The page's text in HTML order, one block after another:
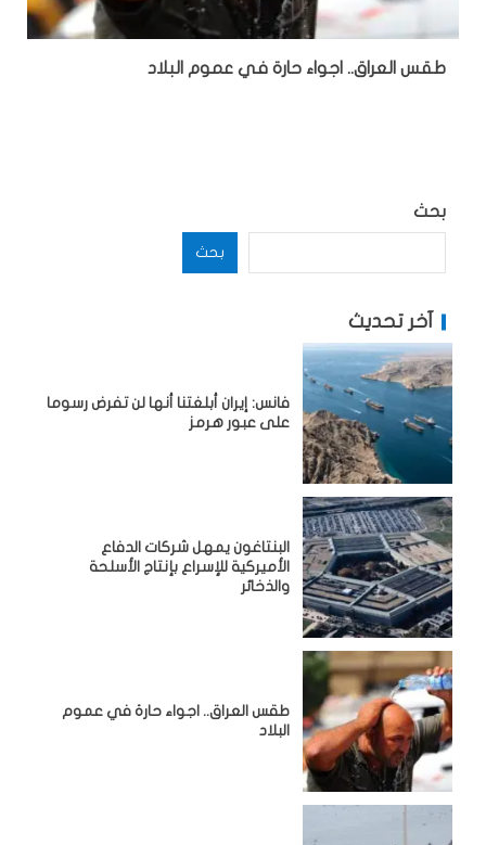
طقس العراق.. اجواء حارة في عموم البلاد
بحث
بحث
آخر تحديث
فانس: إيران أبلغتنا أنها لن تفرض رسوما
على عبور هرمز
البنتاغون يمهل شركات الدفاع
الأميركية للإسراع بإنتاج الأسلحة
والذخائر
طقس العراق.. اجواء حارة في عموم
البلاد